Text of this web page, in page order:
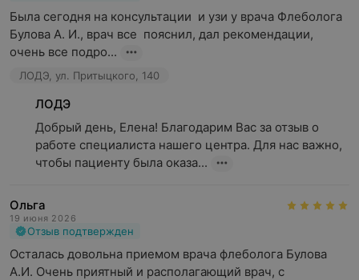
Была сегодня на консультации  и узи у врача Флеболога
Булова А. И., врач все  пояснил, дал рекомендации,
очень все подро...
ЛОДЭ, ул. Притыцкого, 140
ЛОДЭ
Добрый день, Елена! Благодарим Вас за отзыв о
работе специалиста нашего центра. Для нас важно,
чтобы пациенту была оказа...
Ольга
19 июня 2026
Отзыв подтвержден
Осталась довольна приемом врача флеболога Булова
А.И. Очень приятный и располагающий врач, с